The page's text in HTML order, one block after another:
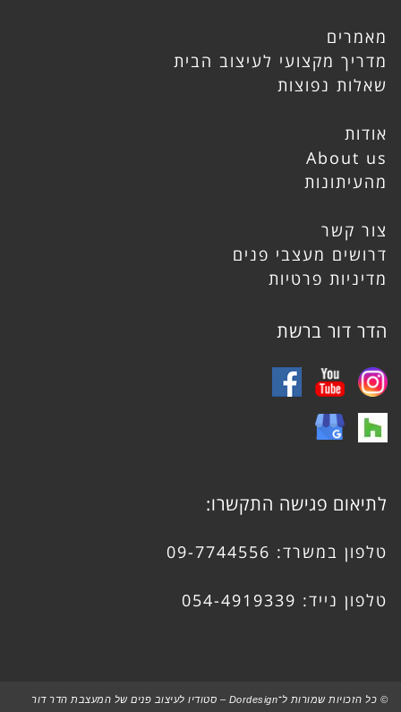
מאמרים
מדריך מקצועי לעיצוב הבית
שאלות נפוצות
אודות
About us
מהעיתונות
צור קשר
דרושים מעצבי פנים
מדיניות פרטיות
הדר דור ברשת
לתיאום פגישה התקשרו:
טלפון במשרד: 09-7744556
טלפון נייד: 054-4919339
© כל הזכויות שמורות ל־Dordesign – סטודיו לעיצוב פנים של המעצבת הדר דור